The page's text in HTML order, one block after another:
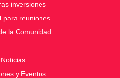
inversiones
para reuniones
la Comunidad
Noticias
y Eventos